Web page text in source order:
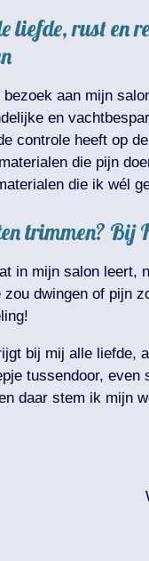
liefde, rust en
aan mijn
en
controle heeft op
die pijn
die ik wél
trimmen? Bij
in mijn salon leert,
zou dwingen of pijn
bij mij alle liefde,
tussendoor,
daar stem ik mijn